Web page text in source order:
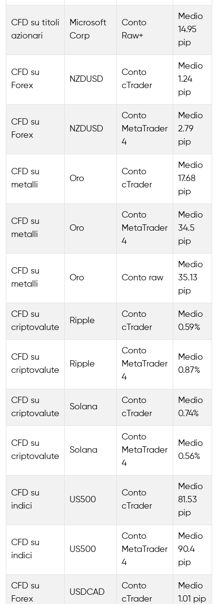
CFD su titoli
azionari
Microsoft
Corp
Conto
Raw+
Medio
14.95
pip
CFD su
Forex
NZDUSD
Conto
cTrader
Medio
1.24
pip
CFD su
Forex
NZDUSD
Conto
MetaTrader
4
Medio
2.79
pip
CFD su
metalli
Oro
Conto
cTrader
Medio
17.68
pip
CFD su
metalli
Oro
Conto
MetaTrader
4
Medio
34.5
pip
CFD su
metalli
Oro Conto raw
Medio
35.13
pip
CFD su
criptovalute
Ripple
Conto
cTrader
Medio
0.59%
CFD su
criptovalute
Ripple
Conto
MetaTrader
4
Medio
0.87%
CFD su
criptovalute
Solana
Conto
cTrader
Medio
0.74%
CFD su
criptovalute
Solana
Conto
MetaTrader
4
Medio
0.56%
CFD su
indici
US500
Conto
cTrader
Medio
81.53
pip
CFD su
indici
US500
Conto
MetaTrader
4
Medio
90.4
pip
CFD su
Forex
USDCAD
Conto
cTrader
Medio
1.01 pip